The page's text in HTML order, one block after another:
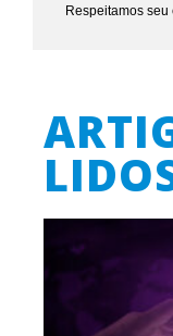
Respeitamos seu